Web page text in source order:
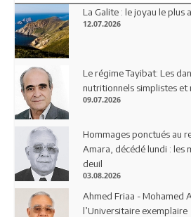
La Galite : le joyau le plus
12.07.2026
Le régime Tayibat: Les
nutritionnels simplistes et
09.07.2026
Hommages ponctués au
Amara, décédé lundi : les
deuil
03.08.2026
Ahmed Friaa - Mohamed
l’Universitaire exemplaire